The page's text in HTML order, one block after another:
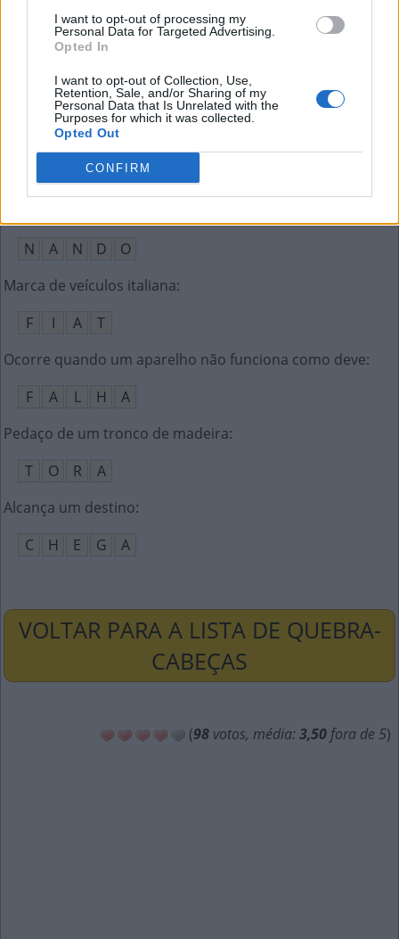
I want to opt-out of processing my
Personal Data for Targeted Advertising.
Opted In
I want to opt-out of Collection, Use,
Retention, Sale, and/or Sharing of my
Personal Data that Is Unrelated with the
Purposes for which it was collected.
Opted Out
CONFIRM
A L
A
A C
L
Empresa que produz processadores de computador
E
L
N
A N D
O
Marca de veículos italiana:
F
I A
T
Ocorre quando um aparelho não funciona como deve:
F
A L H
A
Pedaço de um tronco de madeira:
T
O R
A
Alcança um destino:
C
H E G A
VOLTAR PARA A LISTA DE QUEBRA-
CABEÇAS
(98 votos, média: 3,50 fora de 5)